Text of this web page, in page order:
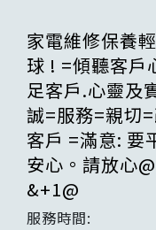
家電維修保養
球 ! =傾聽客戶
足客戶.心靈及
誠=服務=親切
客戶 =滿意: 要
安心。請放心
&+1@
服務時間: